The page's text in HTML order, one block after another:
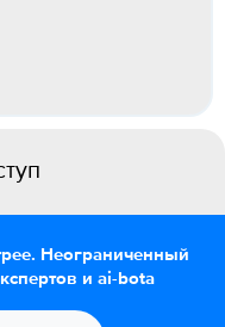
Неограниченный
и ai-bota